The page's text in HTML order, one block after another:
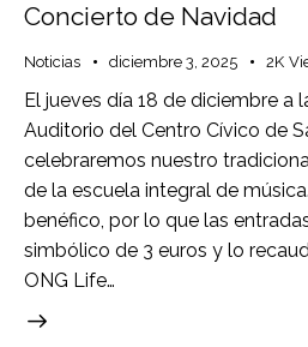
Concierto de Navidad
Noticias diciembre 3, 2025 2K
El jueves día 18 de diciembre a
Auditorio del Centro Cívico de
celebraremos nuestro
de la escuela integral de
benéfico, por lo que las
simbólico de 3 euros y lo
ONG Life…